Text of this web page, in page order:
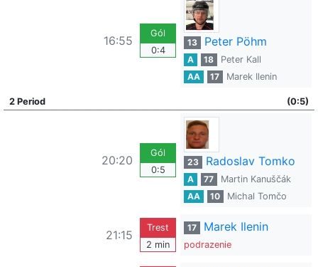
16:55
Gól
0:4
13 Peter Pöhm
A 18
Peter Kall
AA
17 Marek Ilenin
2 Period (0:5)
20:20
Gól
0:5
23 Radoslav Tomko
A 77
Martin Kanuščák
AA
10 Michal Tomčo
21:15
Trest
2 min
17 Marek Ilenin
podrazenie